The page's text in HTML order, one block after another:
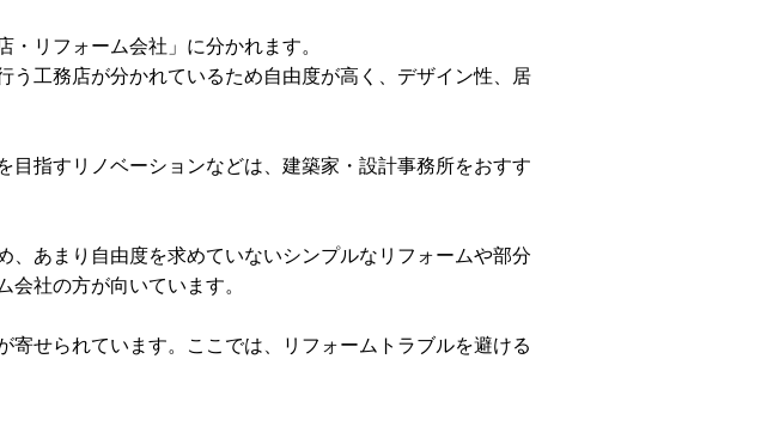
リフォーム会社」に分かれます。
工務店が分かれているため自由度が高く、デザイン性、居
指すリノベーションなどは、建築家・設計事務所をおすす
あまり自由度を求めていないシンプルなリフォームや部分
社の方が向いています。
せられています。ここでは、リフォームトラブルを避ける